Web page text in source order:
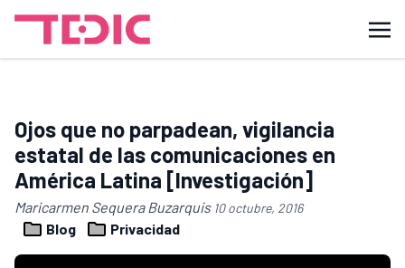
Ojos que no parpadean, vigilancia
estatal de las comunicaciones en
América Latina [Investigación]
Maricarmen Sequera Buzarquis 10 octubre, 2016
Blog Privacidad